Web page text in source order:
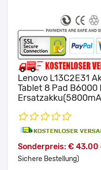
Lenovo L13C2E31
Tablet 8 Pad
Sonderpreis: € 43.00
Sichere Bestellung)